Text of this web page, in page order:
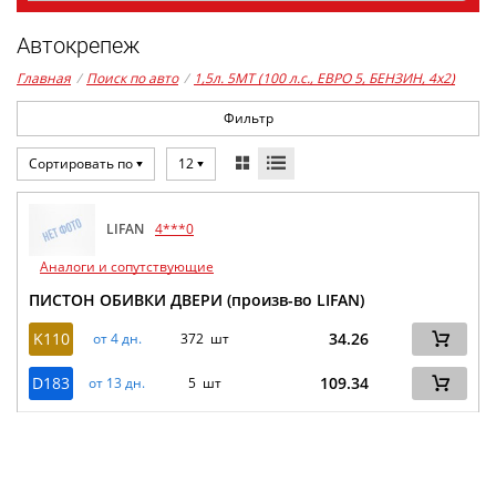
Автокрепеж
Главная / Поиск по авто / 1,5л. 5MT (100 л.с., ЕВРО 5, БЕНЗИН, 4x2)
Фильтр
Сортировать по 12
LIFAN 4***0
Аналоги и сопутствующие
ПИСТОН ОБИВКИ ДВЕРИ (произв-во LIFAN)
K110
от 4 дн. 372 шт 34.26
D183 от 13 дн. 5 шт 109.34